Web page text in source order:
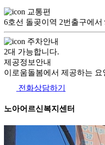
교통편
6호선 돌곶이역 2번출구에서
주차안내
2대 가능합니다.
제공정보안내
이로움돌봄에서 제공하는
전화상담하기
노아어르신복지센터